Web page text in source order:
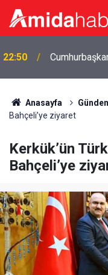
22:50
Anasayfa
Bahçeli’ye ziyaret
Kerkük’ün
Bahçeli’ye